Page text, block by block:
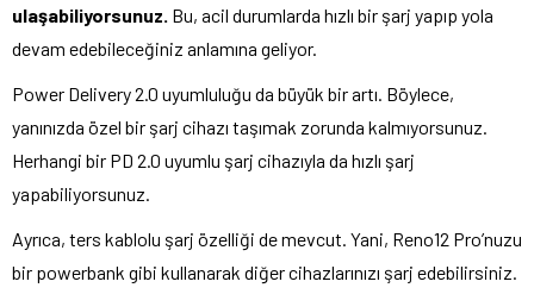
ulaşabiliyorsunuz. Bu, acil durumlarda hızlı bir şarj yapıp yola
devam edebileceğiniz anlamına geliyor.
Power Delivery 2.0 uyumluluğu da büyük bir artı. Böylece,
yanınızda özel bir şarj cihazı taşımak zorunda kalmıyorsunuz.
Herhangi bir PD 2.0 uyumlu şarj cihazıyla da hızlı şarj
yapabiliyorsunuz.
Ayrıca, ters kablolu şarj özelliği de mevcut. Yani, Reno12 Pro’nuzu
bir powerbank gibi kullanarak diğer cihazlarınızı şarj edebilirsiniz.